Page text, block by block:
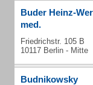
Buder Heinz-
med.
Friedrichstr. 105 B
10117 Berlin - Mitte
Budnikowsky